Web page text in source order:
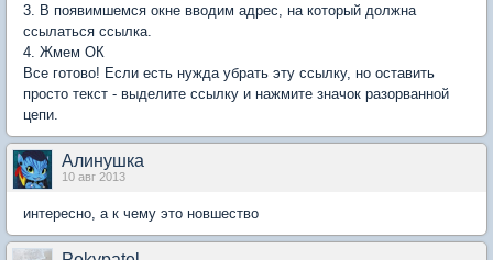
3. В появимшемся окне вводим адрес, на который должна
ссылаться ссылка.
4. Жмем ОК
Все готово! Если есть нужда убрать эту ссылку, но оставить
просто текст - выделите ссылку и нажмите значок разорванной
цепи.
Алинушка
10 авг 2013
интересно, а к чему это новшество